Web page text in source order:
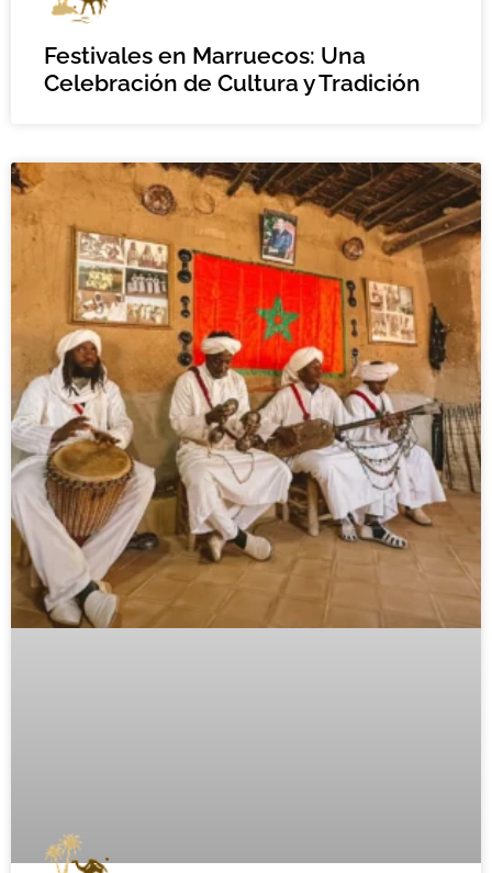
Festivales en Marruecos: Una
Celebración de Cultura y Tradición